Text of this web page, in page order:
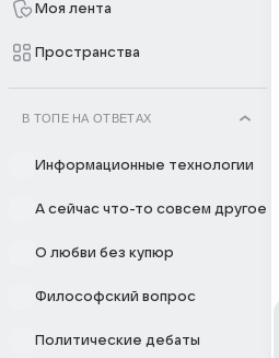
Моя лента
Пространства
В ТОПЕ НА ОТВЕТАХ
Информационные технологии
А сейчас что-то совсем другое
О любви без купюр
Философский вопрос
Политические дебаты